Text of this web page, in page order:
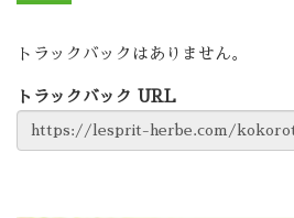
トラックバックはありません。
トラックバック URL